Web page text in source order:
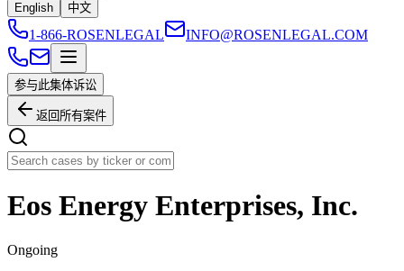
English
中文
1-866-ROSENLEGAL INFO@ROSENLEGAL.COM
参与此集体诉讼
返回所有案件
Eos Energy Enterprises, Inc.
Ongoing